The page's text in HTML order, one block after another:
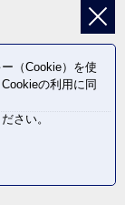
（Cookie）を使
の利用に同
さい。